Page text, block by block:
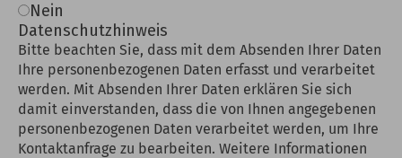
Nein
Datenschutzhinweis
Bitte beachten Sie, dass mit dem Absenden Ihrer Daten
Ihre personenbezogenen Daten erfasst und verarbeitet
werden. Mit Absenden Ihrer Daten erklären Sie sich
damit einverstanden, dass die von Ihnen angegebenen
personenbezogenen Daten verarbeitet werden, um Ihre
Kontaktanfrage zu bearbeiten. Weitere Informationen